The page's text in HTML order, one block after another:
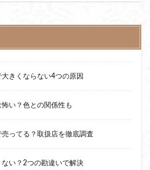
きくならない4つの原因
い？色との関係性も
ってる？取扱店を徹底調査
い？2つの勘違いで解決